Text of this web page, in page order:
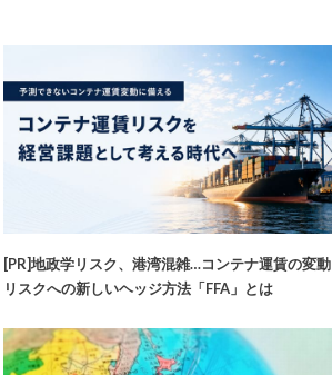
[PR]地政学リスク、港湾混雑…コンテナ運賃の変動
リスクへの新しいヘッジ方法「FFA」とは